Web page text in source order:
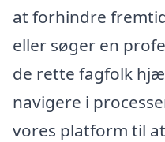
at forhindre
eller søger en
de rette fagfolk
navigere i
vores platform til